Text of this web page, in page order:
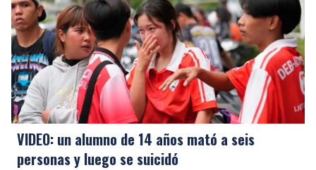
VIDEO: un alumno de 14 años mató a seis
personas y luego se suicidó